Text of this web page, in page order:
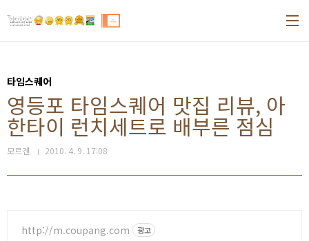
타임스퀘어
영등포 타임스퀘어 맛집 리뷰, 아
한타이 런치세트로 배부른 점심
모르겐 2010. 4. 9. 17:08
http://m.coupang.com 광고